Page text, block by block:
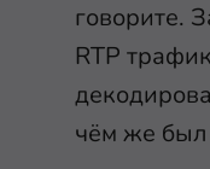
говорите.
RTP
чём же был